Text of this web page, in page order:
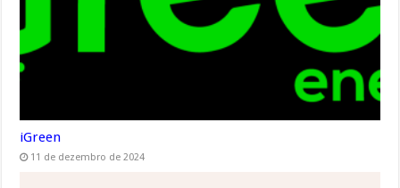
iGreen
11 de dezembro de 2024